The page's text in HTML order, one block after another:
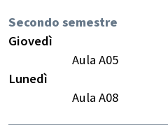
Secondo semestre
Giovedì
Aula A05
Lunedì
Aula A08